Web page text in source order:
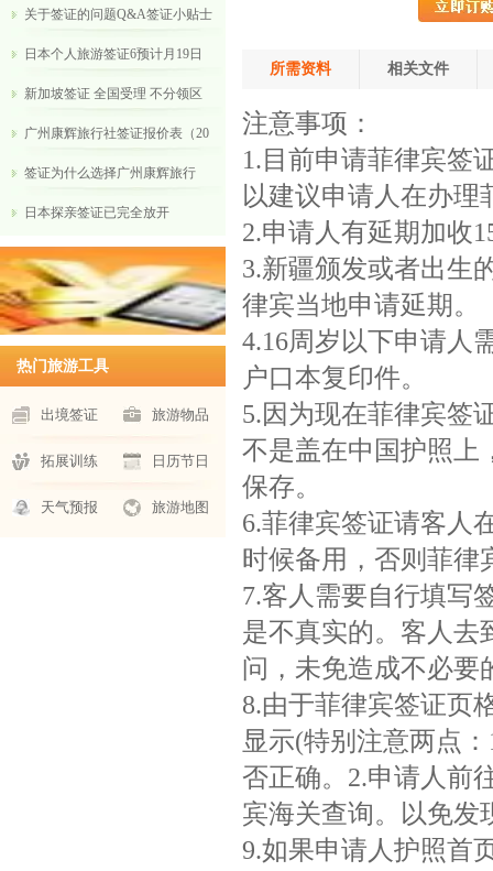
关于签证的问题Q&A签证小贴士
日本个人旅游签证6预计月19日
新加坡签证 全国受理 不分领区
广州康辉旅行社签证报价表（20
​签证为什么选择广州康辉旅行
​日本探亲签证已完全放开
热门旅游工具
出境签证 旅游物品
拓展训练 日历节日
天气预报 旅游地图
所需资料 相关文件
注意事项：
1.目前申请菲律宾签
以建议申请人在办
2.申请人有延期加收
3.新疆颁发或者出生
律宾当地申请延期。
4.16周岁以下申请人
户口本复印件。
5.因为现在菲律宾签
不是盖在中国护照上
保存。
6.菲律宾签证请客人
时候备用，否则菲律
7.客人需要自行填写
是不真实的。客人去
问，未免造成不必要
8.由于菲律宾签证页
显示(特别注意两点
否正确。2.申请人前
宾海关查询。以免发
9.如果申请人护照首